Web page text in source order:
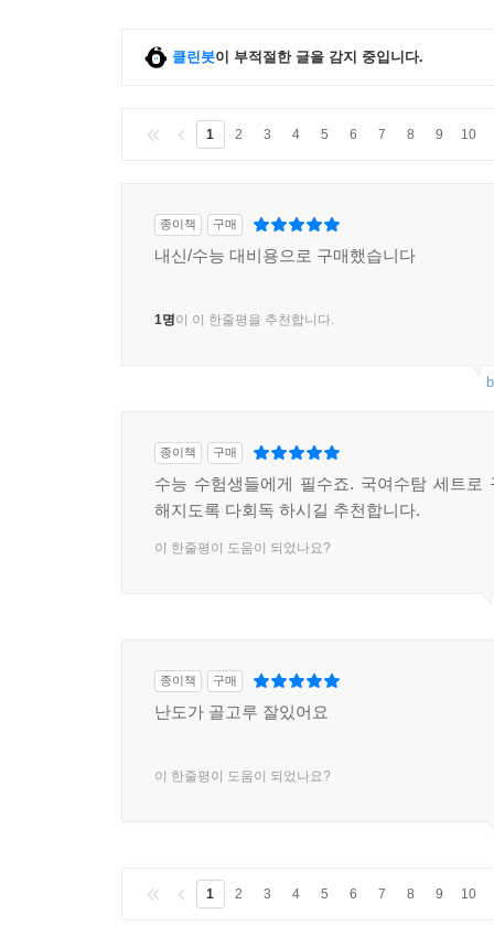
클린봇이 부적절한 글을 감지 중입니다.
1 2 3 4 5 6 7 8 9 10
종이책 구매
내신/수능 대비용으로 구매했습니다
1명이 이 한줄평을 추천합니다.
종이책 구매
수능 수험생들에게 필수죠. 국여수탐 세트로
해지도록 다회독 하시길 추천합니다.
이 한줄평이 도움이 되었나요?
종이책 구매
난도가 골고루 잘있어요
이 한줄평이 도움이 되었나요?
1 2 3 4 5 6 7 8 9 10